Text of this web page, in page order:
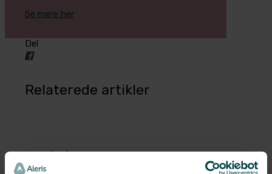
Se mere her
Del
Relaterede artikler
Før/Efter: Brystreduktion